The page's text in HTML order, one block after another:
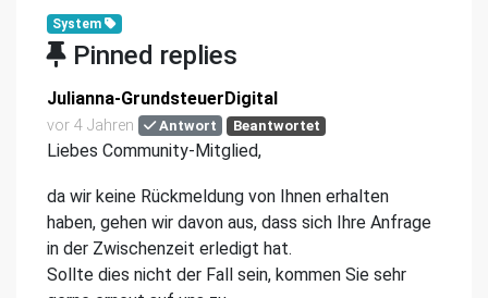
System
Pinned replies
Julianna-GrundsteuerDigital
vor 4 Jahren Antwort Beantwortet
Liebes Community-Mitglied,
da wir keine Rückmeldung von Ihnen erhalten
haben, gehen wir davon aus, dass sich Ihre Anfrage
in der Zwischenzeit erledigt hat.
Sollte dies nicht der Fall sein, kommen Sie sehr